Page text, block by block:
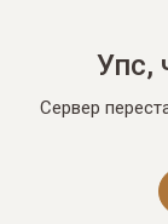
Упс,
Сервер